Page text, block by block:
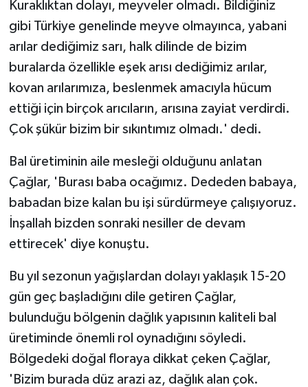
Kuraklıktan dolayı, meyveler olmadı. Bildiğiniz
gibi Türkiye genelinde meyve olmayınca, yabani
arılar dediğimiz sarı, halk dilinde de bizim
buralarda özellikle eşek arısı dediğimiz arılar,
kovan arılarımıza, beslenmek amacıyla hücum
ettiği için birçok arıcıların, arısına zayiat verdirdi.
Çok şükür bizim bir sıkıntımız olmadı.' dedi.
Bal üretiminin aile mesleği olduğunu anlatan
Çağlar, 'Burası baba ocağımız. Dededen babaya,
babadan bize kalan bu işi sürdürmeye çalışıyoruz.
İnşallah bizden sonraki nesiller de devam
ettirecek' diye konuştu.
Bu yıl sezonun yağışlardan dolayı yaklaşık 15-20
gün geç başladığını dile getiren Çağlar,
bulunduğu bölgenin dağlık yapısının kaliteli bal
üretiminde önemli rol oynadığını söyledi.
Bölgedeki doğal floraya dikkat çeken Çağlar,
'Bizim burada düz arazi az, dağlık alan çok.